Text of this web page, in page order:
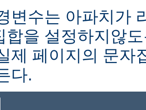
변수는 아파치가
합을 설정하지않
제 페이지의 문자
다.